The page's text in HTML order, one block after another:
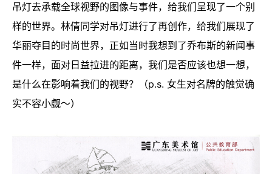
吊灯去承载全球视野的图像与事件，给我们呈现了一个别
样的世界。林倩同学对吊灯进行了再创作，给我们展现了
华丽夺目的时尚世界，正如当时我想到了乔布斯的新闻事
件一样，面对日益拉进的距离，我们是否应该也想一想，
是什么在影响着我们的视野？（p.s. 女生对名牌的触觉确
实不容小觑～）